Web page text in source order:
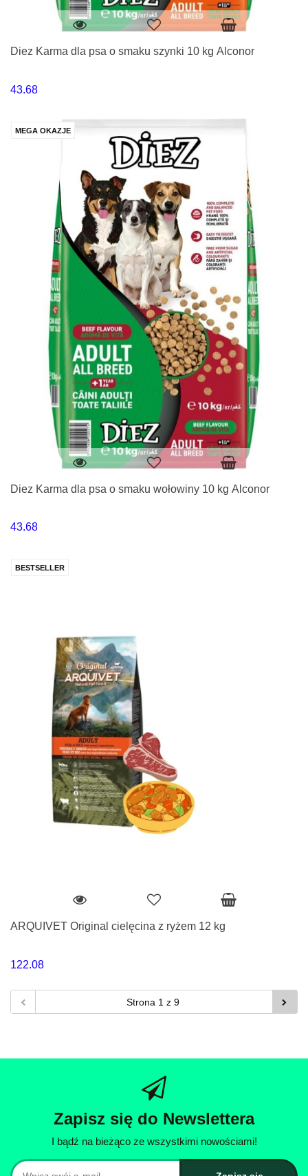
Diez Karma dla psa o smaku szynki 10 kg Alconor
43.68
MEGA OKAZJE
Diez Karma dla psa o smaku wołowiny 10 kg Alconor
43.68
BESTSELLER
ARQUIVET Original cielęcina z ryżem 12 kg
122.08
Zapisz się do Newslettera
I bądź na bieżąco ze wszystkimi nowościami!